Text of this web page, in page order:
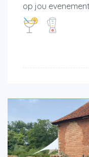
op jou